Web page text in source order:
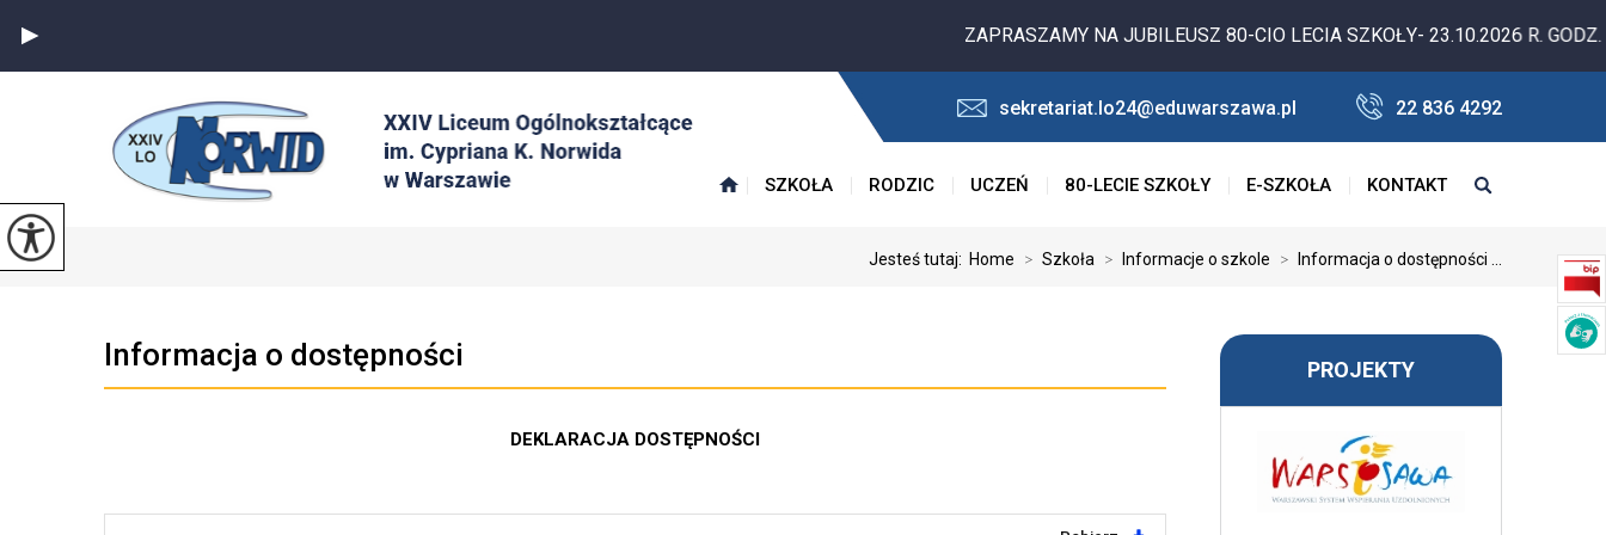
ZAPRASZAMY NA JUBILEUSZ 80-CIO LECIA SZKOŁY- 23.10.2026 R. GODZ. 10.00
sekretariat.lo24@eduwarszawa.pl 22 836 4292
SZKOŁA RODZIC UCZEŃ 80-LECIE SZKOŁY E-SZKOŁA KONTAKT
Jesteś tutaj: Home > Szkoła > Informacje o szkole > Informacja o dostępności ...
Informacja o dostępności
DEKLARACJA DOSTĘPNOŚCI
PROJEKTY